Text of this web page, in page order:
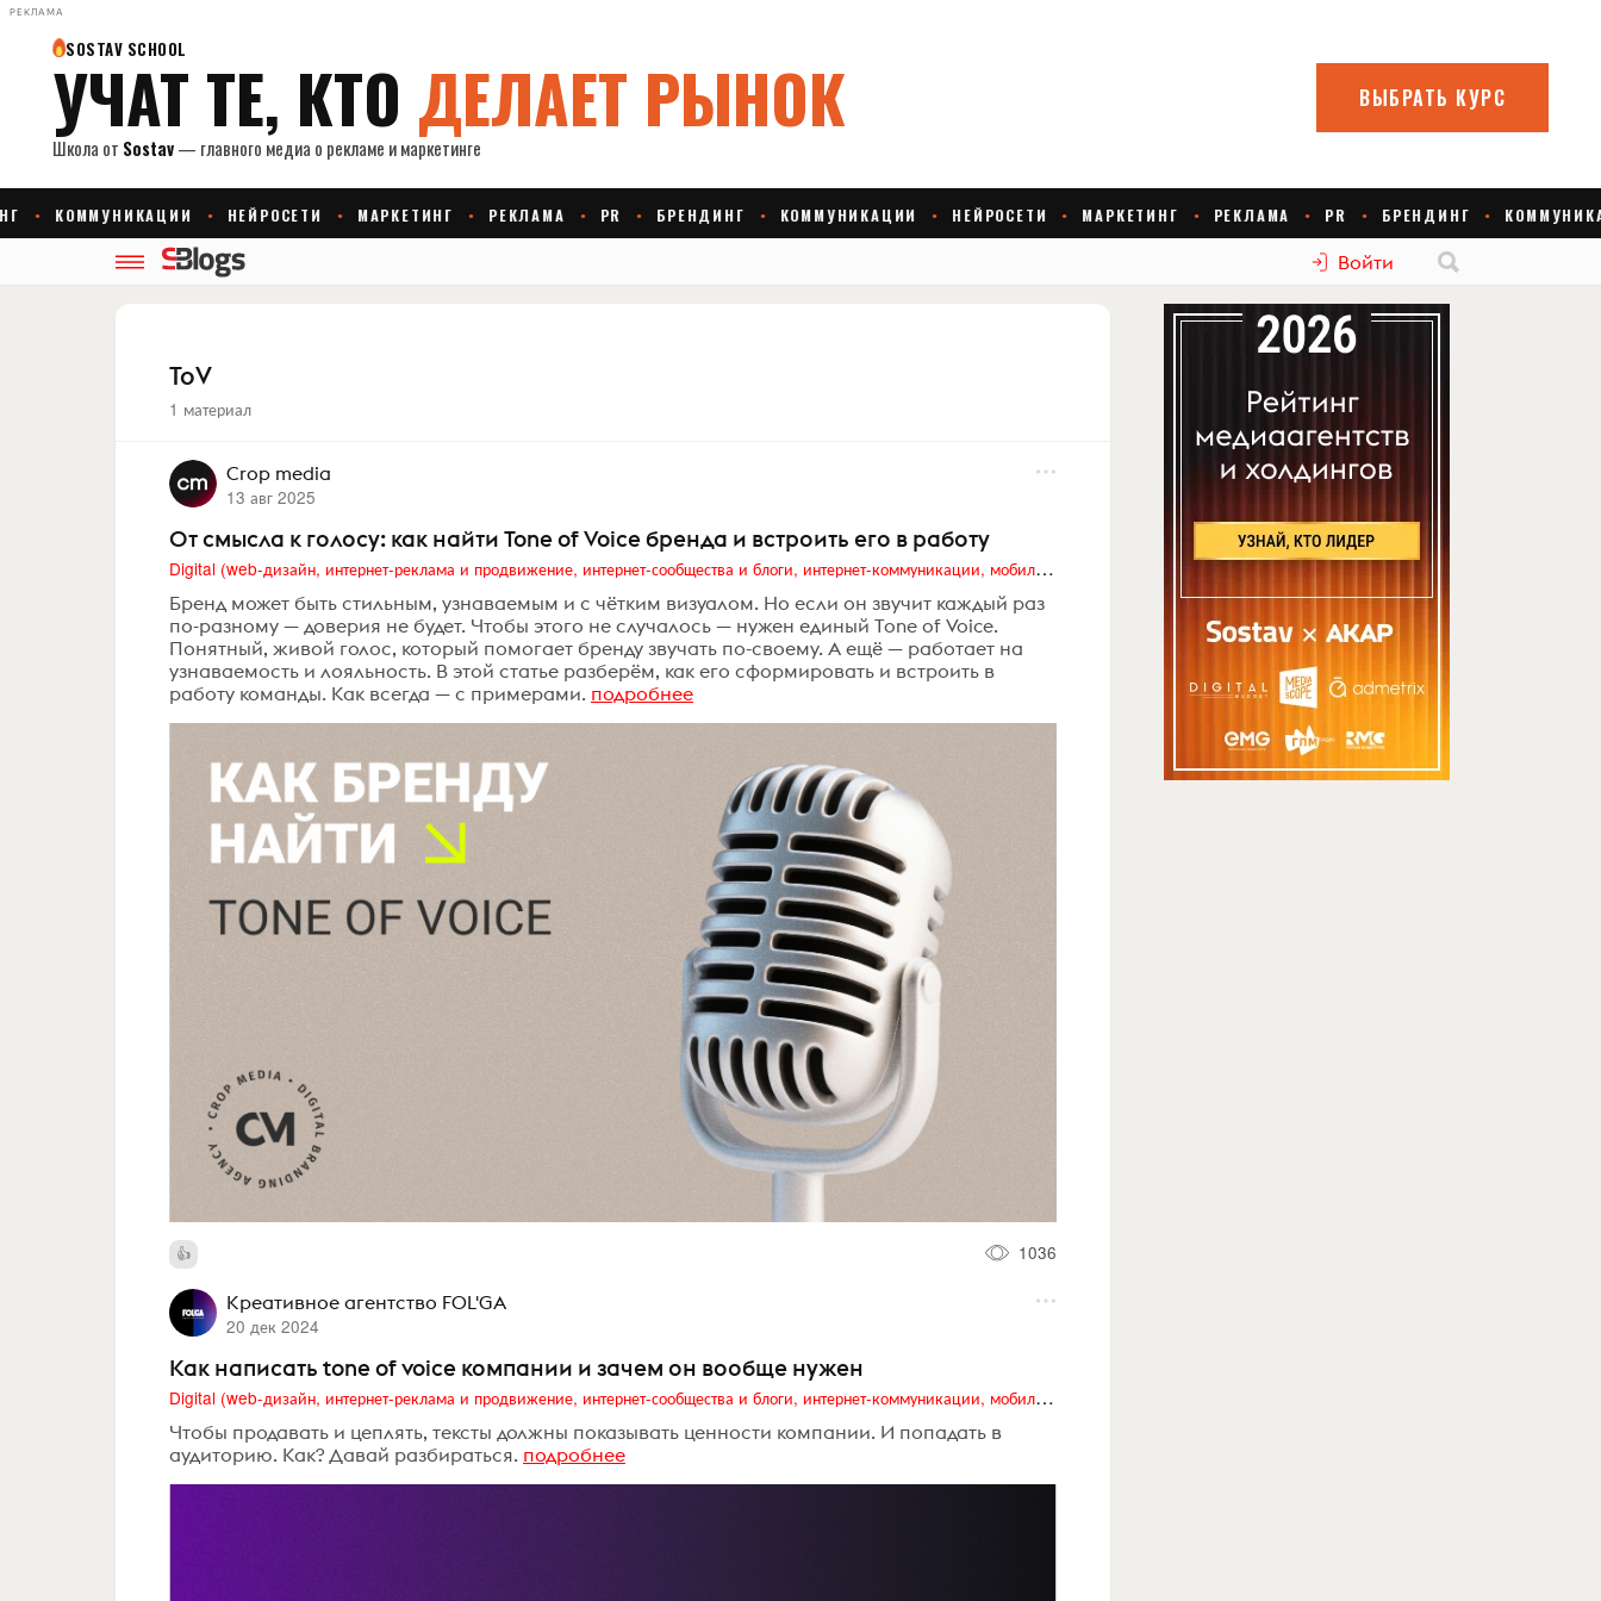
РЕКЛАМА
Войти
ToV
1 материал
Crop media
13 авг 2025
От смысла к голосу: как найти Tone of Voice бренда и встроить его в работу
Digital (web-дизайн, интернет-реклама и продвижение, интернет-сообщества и блоги, интернет-коммуникации, мобильный маркетинг, реклама на цифровых экранах)
Бренд может быть стильным, узнаваемым и с чётким визуалом. Но если он звучит каждый раз
по-разному — доверия не будет. Чтобы этого не случалось — нужен единый Tone of Voice.
Понятный, живой голос, который помогает бренду звучать по-своему. А ещё — работает на
узнаваемость и лояльность. В этой статье разберём, как его сформировать и встроить в
работу команды. Как всегда — с примерами. подробнее
1036
Креативное агентство FOL'GA
20 дек 2024
Как написать tone of voice компании и зачем он вообще нужен
Digital (web-дизайн, интернет-реклама и продвижение, интернет-сообщества и блоги, интернет-коммуникации, мобильный маркетинг, реклама на цифровых экранах)
Чтобы продавать и цеплять, тексты должны показывать ценности компании. И попадать в
аудиторию. Как? Давай разбираться. подробнее